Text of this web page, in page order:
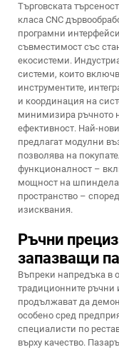
Търговската
класа CNC
програмни
съвместимост със
екосистеми.
системи, които
инструментите,
и координация на
минимизира ръчното
ефективност. Най-
предлагат модулни
позволява на
функционалност –
мощност на шпиндела
пространство –
изисквания.
Ръчни
запазващи
Въпреки напредъка в
традиционните ръчни
продължават да
особено сред
специалисти по
върху качество.